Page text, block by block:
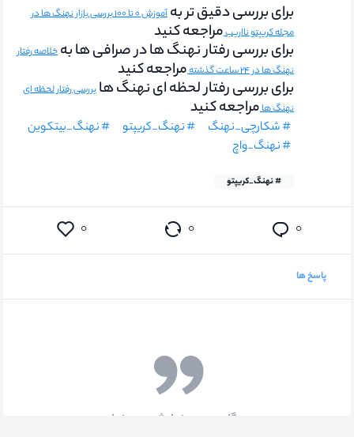
برای بررسی دقیق تر به
آموزش ۰ تا ۱۰۰ بررسی بازار نهنگ ها در
مجله کریپتو نااریبمراجعه کنید
برای بررسی رفتار نهنگ ها در صرافی ها به خلاصه رفتار
نهنگ ها در ۲۴ ساعت گذشته
مراجعه کنید
برای بررسی رفتار لحظه ای نهنگ ها بررسی رفتار لحظه ای
نهنگ هامراجعه کنید
# شکارچی_نهنگ # نهنگ_کریپتو
# نهنگ_بیتکوین
# نهنگ_واچ
# نهنگ_کریپتو
۰ ۰ ۰
پاسخ ها
دیدگاهی جهت نمایش وجود ندارد